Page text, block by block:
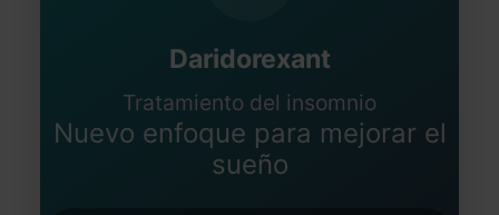
Daridorexant
Tratamiento del insomnio
Nuevo enfoque para mejorar el
sueño